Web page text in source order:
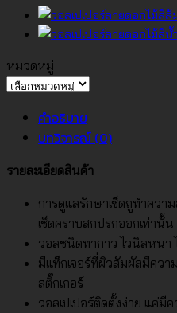
สี
น้ำตาล
พื้น
สี
No.SV1004-
3
หมวดหมู่
หมวด
คำอธิบาย
บทวิจารณ์ (0)
รายละเอียดสินค้า
การดูแลรักษาเช็ดถูทำควา
เช็ดคราบสกปรกออกเท่านั้น
วอลชนิดทากาว ไวนิลหนา
มีแท็กเจอร์ที่ผิวสัมผัสมีควา
สติ๊กเกอร์
วอลเปเปอร์ติดตั้งง่าย แค่มี